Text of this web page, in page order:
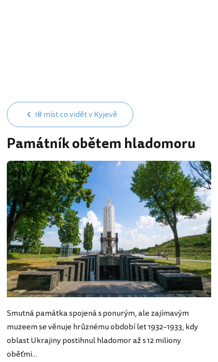
18 míst co vidět v Kyjevě
Památník obětem hladomoru
Smutná památka spojená s ponurým, ale zajímavým
muzeem se věnuje hrůznému období let 1932–1933, kdy
oblast Ukrajiny postihnul hladomor až s 12 miliony
oběťmi…